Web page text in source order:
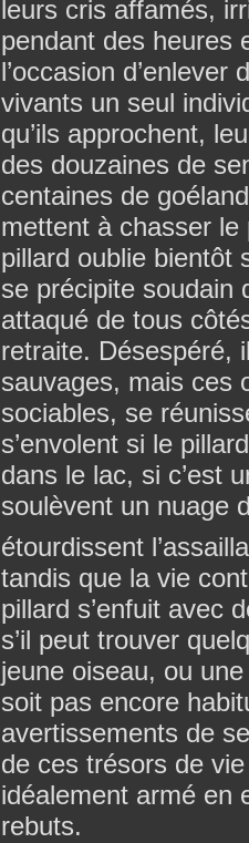
leurs cris affamés,
pendant des heures
l’occasion d’enlever
vivants un seul
qu’ils approchent,
des douzaines de
centaines de
mettent à chasser
pillard oublie bientôt
se précipite soudain
attaqué de tous
retraite. Désespéré,
sauvages, mais ces
sociables, se
s’envolent si le
dans le lac, si c’est
soulèvent un nuage
étourdissent
tandis que la vie
pillard s’enfuit avec
s’il peut trouver
jeune oiseau, ou
soit pas encore
avertissements de
de ces trésors de
idéalement armé en
rebuts.